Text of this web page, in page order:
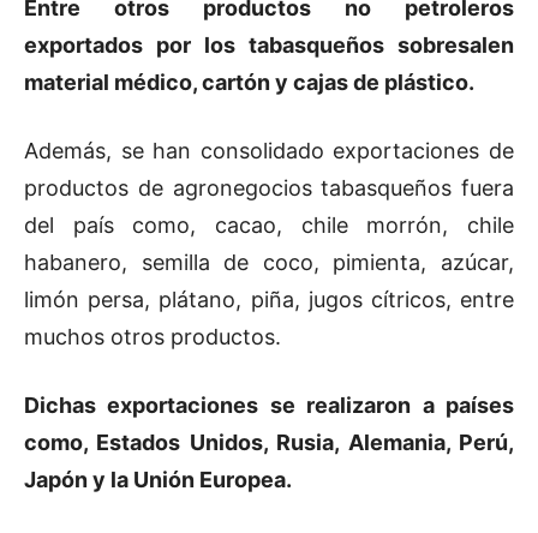
Entre otros productos no petroleros
exportados por los tabasqueños sobresalen
material médico, cartón y cajas de plástico.
Además, se han consolidado exportaciones de
productos de agronegocios tabasqueños fuera
del país como, cacao, chile morrón, chile
habanero, semilla de coco, pimienta, azúcar,
limón persa, plátano, piña, jugos cítricos, entre
muchos otros productos.
Dichas exportaciones se realizaron a países
como, Estados Unidos, Rusia, Alemania, Perú,
Japón y la Unión Europea.